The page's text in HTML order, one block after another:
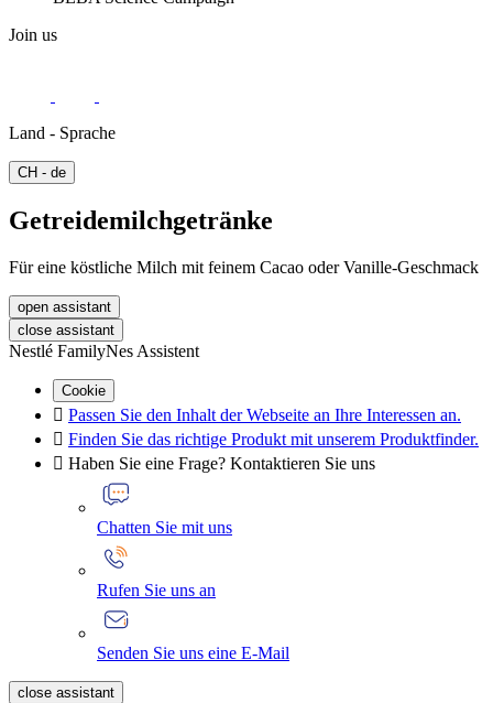
Join us
Land - Sprache
CH - de
Getreidemilchgetränke
Für eine köstliche Milch mit feinem Cacao oder Vanille-Geschmack
open assistant
close assistant
Nestlé FamilyNes Assistent
Cookie
 Passen Sie den Inhalt der Webseite an Ihre Interessen an.
 Finden Sie das richtige Produkt mit unserem Produktfinder.
 Haben Sie eine Frage? Kontaktieren Sie uns
Chatten Sie mit uns
Rufen Sie uns an
Senden Sie uns eine E-Mail
close assistant